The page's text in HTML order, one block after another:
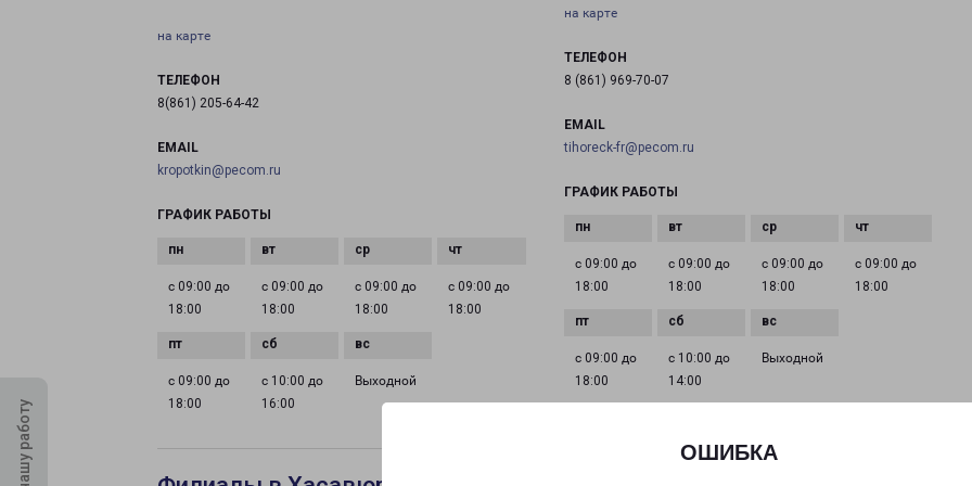
ОШИБКА
на карте
ТЕЛЕФОН
8(861) 205-64-42
EMAIL
kropotkin@pecom.ru
ГРАФИК РАБОТЫ
с 09:00 до
18:00
с 09:00 до
18:00
с 09:00 до
18:00
с 09:00 до
18:00
с 09:00 до
18:00
с 10:00 до
16:00
Выходной
на карте
ТЕЛЕФОН
8 (861) 969-70-07
EMAIL
tihoreck-fr@pecom.ru
ГРАФИК РАБОТЫ
с 09:00 до
18:00
с 09:00 до
18:00
с 09:00 до
18:00
с 09:00 до
18:00
с 09:00 до
18:00
с 10:00 до
14:00
Выходной